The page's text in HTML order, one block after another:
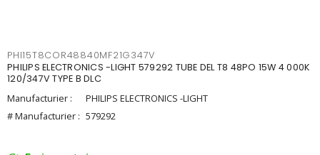
PHI15T8COR48840MF21G347V
PHILIPS ELECTRONICS -LIGHT 579292 TUBE DEL T8 48PO 15W 4 000K
120/347V TYPE B DLC
Manufacturier :
PHILIPS ELECTRONICS -LIGHT
# Manufacturier : 579292